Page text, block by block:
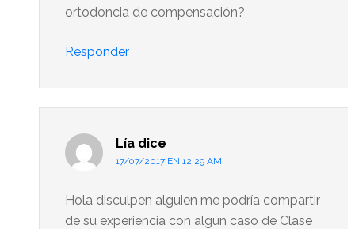
ortodoncia de compensación?
Responder
Lía dice
17/07/2017 EN 12:29 AM
Hola disculpen alguien me podría compartir
de su experiencia con algún caso de Clase